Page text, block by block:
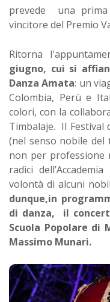
prevede una
vincitore del Premio
Ritorna
giugno, cui si
Danza Amata: un
Colombia, Perù e
colori, con la
Timbalaje. Il Festival
(nel senso nobile del
non per professione
radici
volontà di alcuni
dunque,in
di danza, il
Scuola Popolare di
Massimo Munari.